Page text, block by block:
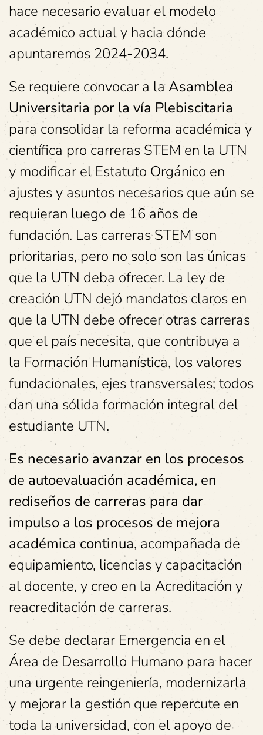
hace necesario evaluar el modelo
académico actual y hacia dónde
apuntaremos 2024-2034.
Se requiere convocar a laAsamblea
Universitaria por la vía Plebiscitaria
para consolidar la reforma académica y
científica pro carreras STEM en la UTN
y modificar el Estatuto Orgánico en
ajustes y asuntos necesarios que aún se
requieran luego de 16 años de
fundación. Las carreras STEM son
prioritarias, pero no solo son las únicas
que la UTN deba ofrecer. La ley de
creación UTN dejó mandatos claros en
que la UTN debe ofrecer otras carreras
que el país necesita, que contribuya a
la Formación Humanística, los valores
fundacionales, ejes transversales; todos
dan una sólida formación integral del
estudiante UTN.
Es necesario avanzar en los procesos
de autoevaluación académica, en
rediseños de carreras para dar
impulso a los procesos de mejora
académica continua, acompañada de
equipamiento, licencias y capacitación
al docente, y creo en la Acreditación y
reacreditación de carreras.
Se debe declarar Emergencia en el
Área de Desarrollo Humano para hacer
una urgente reingeniería, modernizarla
y mejorar la gestión que repercute en
toda la universidad, con el apoyo de